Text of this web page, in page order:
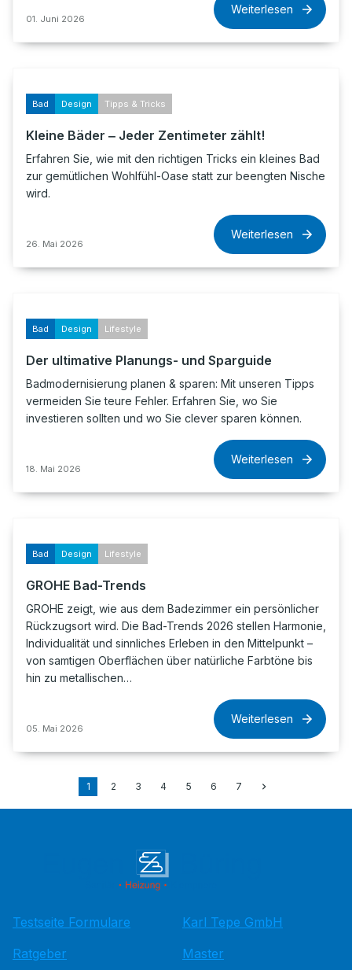
01. Juni 2026
Weiterlesen
Bad Design Tipps & Tricks
Kleine Bäder ‒ Jeder Zentimeter zählt!
Erfahren Sie, wie mit den richtigen Tricks ein kleines Bad
zur gemütlichen Wohlfühl-Oase statt zur beengten Nische
wird.
26. Mai 2026
Weiterlesen
Bad Design Lifestyle
Der ultimative Planungs- und Sparguide
Badmodernisierung planen & sparen: Mit unseren Tipps
vermeiden Sie teure Fehler. Erfahren Sie, wo Sie
investieren sollten und wo Sie clever sparen können.
18. Mai 2026
Weiterlesen
Bad Design Lifestyle
GROHE Bad-Trends
GROHE zeigt, wie aus dem Badezimmer ein persönlicher
Rückzugsort wird. Die Bad-Trends 2026 stellen Harmonie,
Individualität und sinnliches Erleben in den Mittelpunkt –
von samtigen Oberflächen über natürliche Farbtöne bis
hin zu metallischen…
05. Mai 2026
Weiterlesen
1 2 3 4 5 6 7
Testseite Formulare
Ratgeber
Karl Tepe GmbH
Master